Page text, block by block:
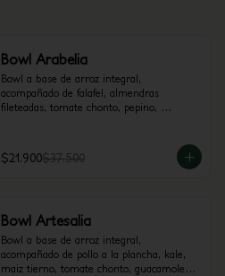
Bowl Arabelia
Bowl a base de arroz integral,
acompañado de falafel, almendras
fileteadas, tomate chonto, pepino,
$21.900$37.500
Bowl Artesalia
Bowl a base de arroz integral,
acompañado de pollo a la plancha, kale,
maiz tierno, tomate chonto, guacamole y